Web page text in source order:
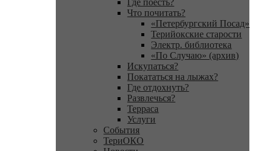
Где поесть?
Что почитать?
«Петербургский Посад»
Терийокские старости
Электр. библиотека
«По Случаю» (архив)
Искупаться?
Покататься на лыжах?
Где отдохнуть?
Развлечься?
Терраса
Услуги
События
ТериОКО